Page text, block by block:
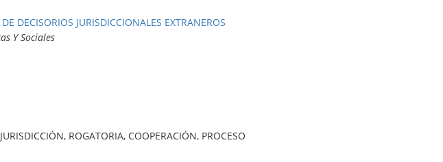
DECISORIOS JURISDICCIONALES EXTRANEROS
Y Sociales
ROGATORIA, COOPERACIÓN, PROCESO